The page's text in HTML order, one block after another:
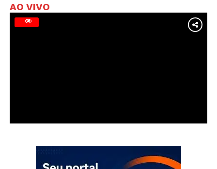
AO VIVO